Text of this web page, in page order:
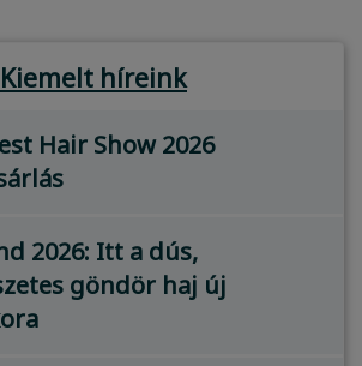
Kiemelt híreink
Hair Show 2026
2026: Itt a dús,
göndör haj új